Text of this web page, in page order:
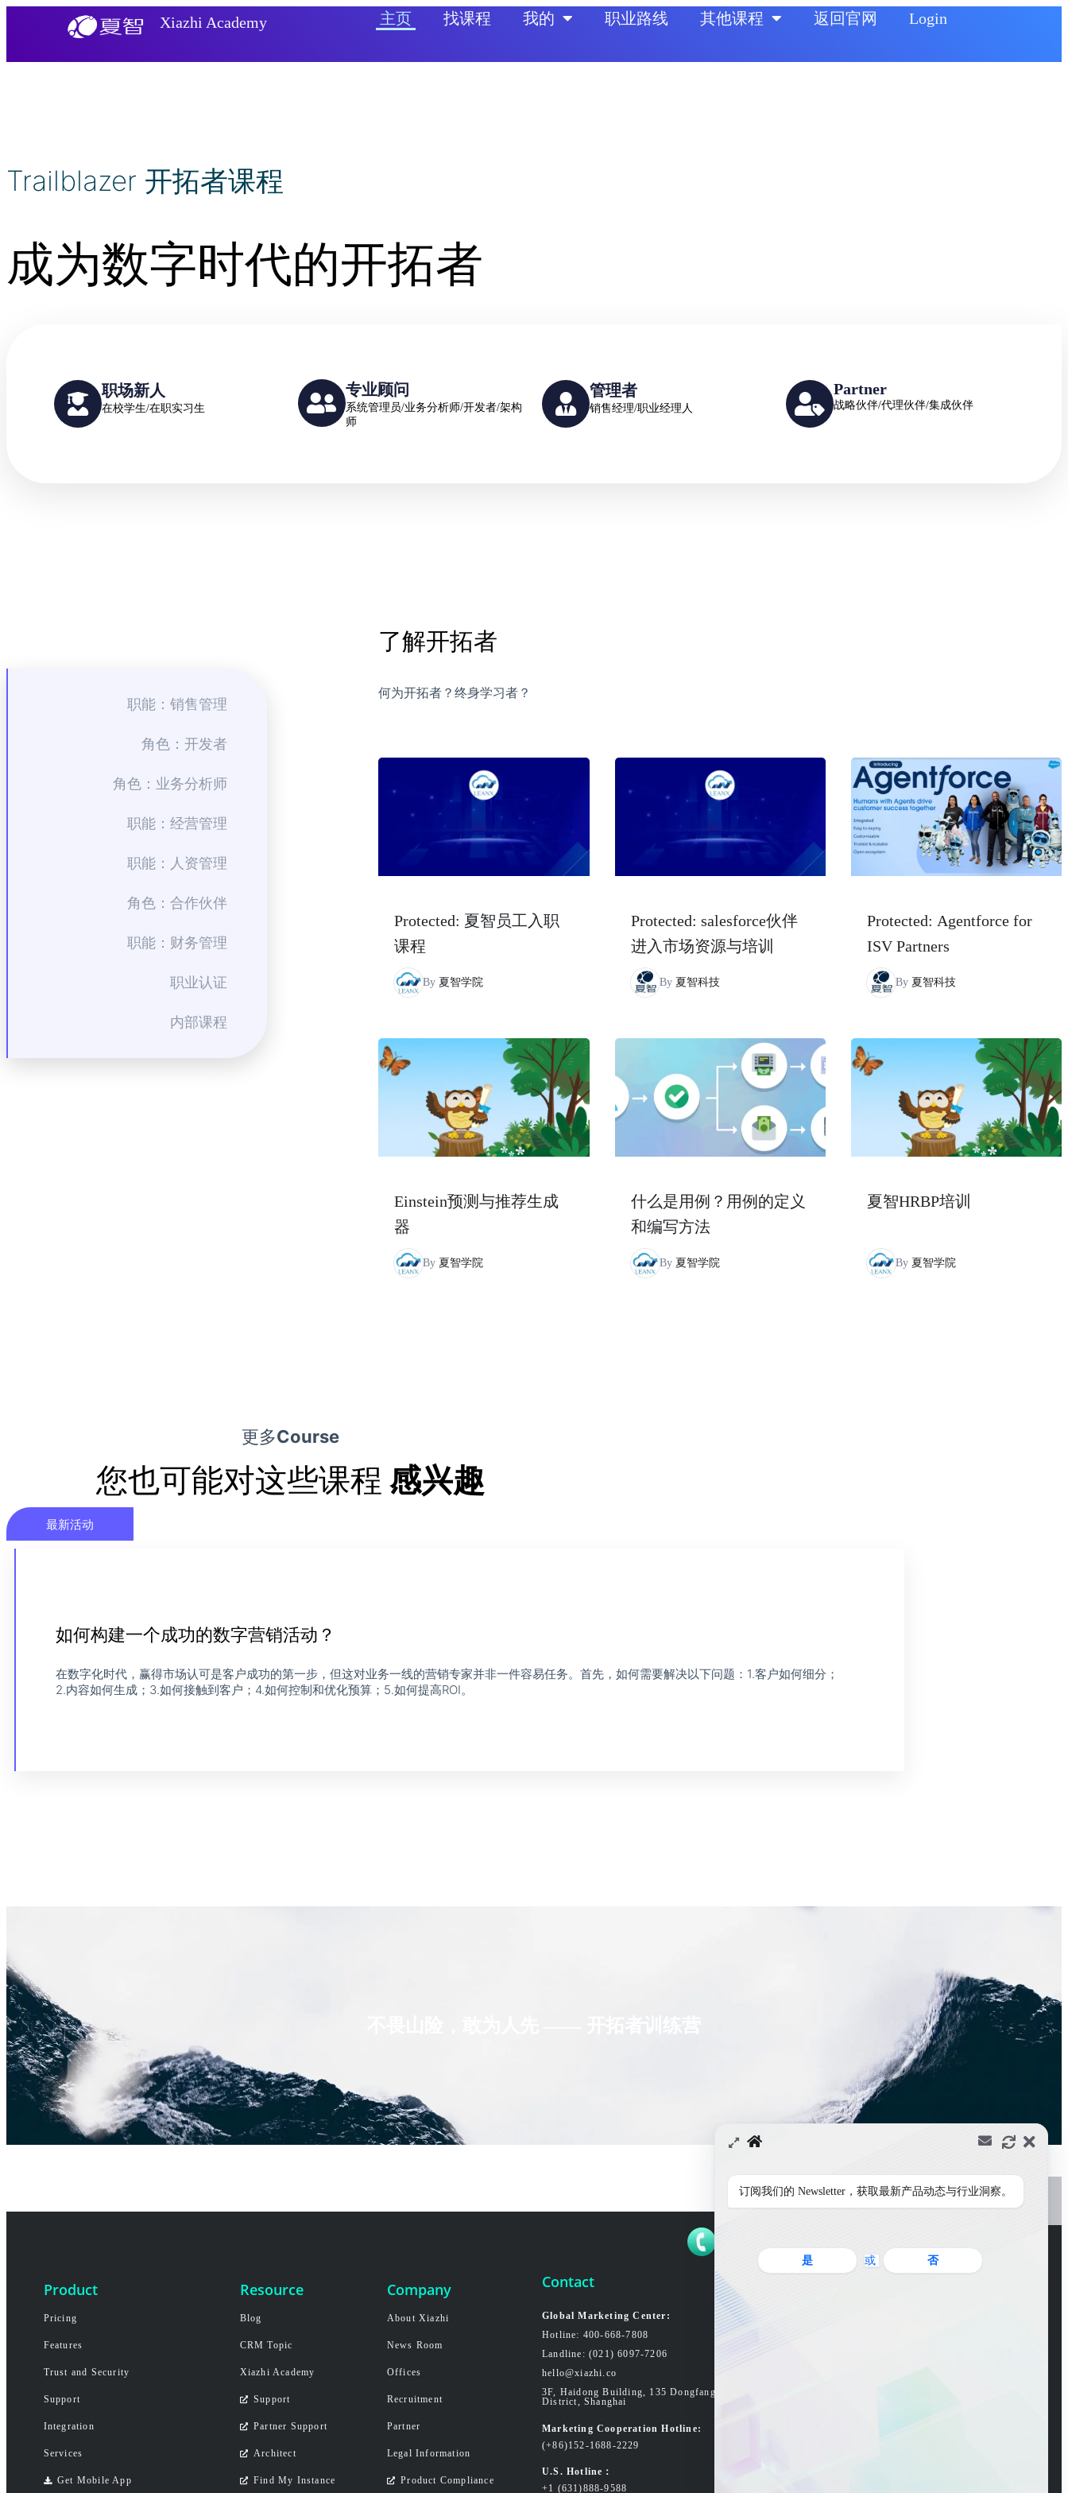
Xiazhi Academy 主页 找课程 我的 职业路线 其他课程 返回官网 Login
Trailblazer 开拓者课程
成为数字时代的开拓者
职场新人
在校学生/在职实习生
专业顾问
系统管理员/业务分析师/开发者/架构
师
管理者
销售经理/职业经理人
Partner
战略伙伴/代理伙伴/集成伙伴
职能：销售管理
角色：开发者
角色：业务分析师
职能：经营管理
职能：人资管理
角色：合作伙伴
职能：财务管理
职业认证
内部课程
了解开拓者
何为开拓者？终身学习者？
Protected: 夏智员工入职
课程
By 夏智学院
Protected: salesforce伙伴
进入市场资源与培训
By 夏智科技
Protected: Agentforce for
ISV Partners
By 夏智科技
Einstein预测与推荐生成
器
By 夏智学院
什么是用例？用例的定义
和编写方法
By 夏智学院
夏智HRBP培训
By 夏智学院
更多Course
您也可能对这些课程 感兴趣
最新活动
如何构建一个成功的数字营销活动？
在数字化时代，赢得市场认可是客户成功的第一步，但这对业务一线的营销专家并非一件容易任务。首先，如何需要解决以下问题：1.客户如何细分；
2.内容如何生成；3.如何接触到客户；4.如何控制和优化预算；5.如何提高ROI。
如何构建一个成功的数字营销活动？
Product
Pricing
Features
Trust and Security
Support
Integration
Services
Get Mobile App
Resource
Blog
CRM Topic
Xiazhi Academy
Support
Partner Support
Architect
Find My Instance
Company
About Xiazhi
News Room
Offices
Recruitment
Partner
Legal Information
Product Compliance
Contact
Global Marketing Center:
Hotline: 400-668-7808
Landline: (021) 6097-7206
hello@xiazhi.co
3F, Haidong Building, 135 Dongfang Road, Pudong New
District, Shanghai
Marketing Cooperation Hotline:
(+86)152-1688-2229
U.S. Hotline：
+1 (631)888-9588
订阅我们的 Newsletter，获取最新产品动态与行业洞察。
是 或 否